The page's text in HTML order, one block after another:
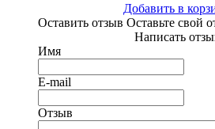
Добавить в
Оставить отзыв Оставьте свой
Написать
Имя
E-mail
Отзыв